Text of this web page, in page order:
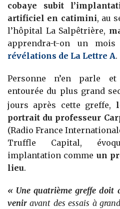
cobaye subit
artificiel en catimini, au
l’hôpital La Salpêtrière,
apprendra-t-on un
révélations de La Lettre A.
Personne n’en parle
entourée du plus grand
jours après cette greffe,
portrait du professeur
(Radio France
Truffle Capital,
implantation comme un
lieu.
« Une quatrième greffe doit
venir avant des essais à